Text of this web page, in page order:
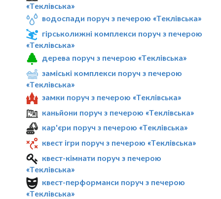
«Теклівська»
водоспади поруч з печерою «Теклівська»
гірськолижні комплекси поруч з печерою
«Теклівська»
дерева поруч з печерою «Теклівська»
заміські комплекси поруч з печерою
«Теклівська»
замки поруч з печерою «Теклівська»
каньйони поруч з печерою «Теклівська»
кар'єри поруч з печерою «Теклівська»
квест ігри поруч з печерою «Теклівська»
квест-кімнати поруч з печерою
«Теклівська»
квест-перформанси поруч з печерою
«Теклівська»